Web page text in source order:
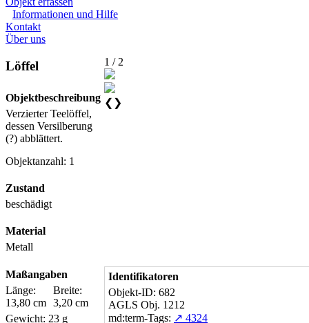
Informationen und Hilfe
Kontakt
Über uns
Löffel
Objektbeschreibung
Verzierter Teelöffel,
dessen Versilberung
(?) abblättert.
Objektanzahl: 1
Zustand
beschädigt
Material
Metall
Maßangaben
Länge:
13,80 cm
Breite:
3,20 cm
Gewicht: 23 g
1 / 2
❮ ❯
Identifikatoren
Objekt-ID: 682
AGLS Obj. 1212
md:term-Tags: ↗ 4324